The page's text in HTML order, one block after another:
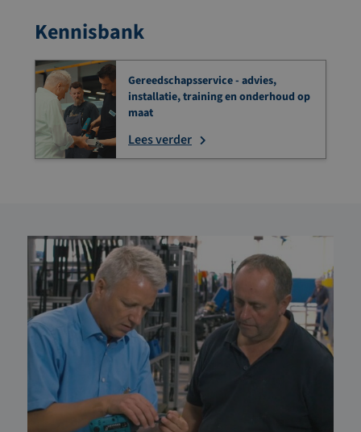
Kennisbank
Gereedschapsservice - advies,
installatie, training en onderhoud op
maat
Lees verder